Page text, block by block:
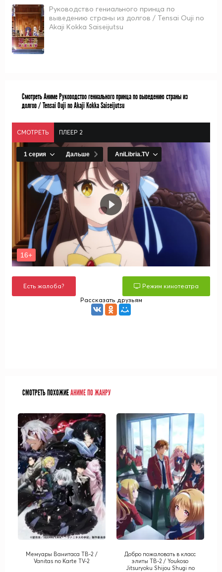
Руководство гениального принца по
выведению страны из долгов / Tensai Ouji no
Akaji Kokka Saiseijutsu
Смотреть Аниме Руководство гениального принца по выведению страны из
долгов / Tensai Ouji no Akaji Kokka Saiseijutsu
СМОТРЕТЬ ПЛЕЕР 2
Есть жалоба?
Режим кинотеатра
Рассказать друзьям
СМОТРЕТЬ ПОХОЖИЕАНИМЕ ПО ЖАНРУ
Мемуары Ванитаса ТВ-2 /
Vanitas no Karte TV-2
Добро пожаловать в класс
элиты ТВ-2 / Youkoso
Jitsuryoku Shijou Shugi no